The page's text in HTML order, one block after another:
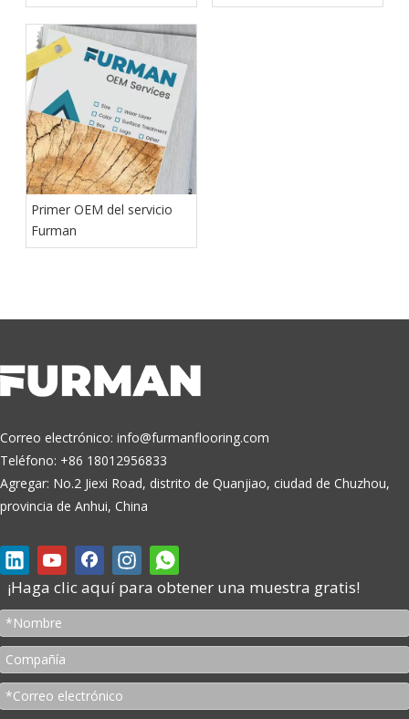
SPC
Primer OEM del servicio
Furman
Correo electrónico: info@furmanflooring.com
Teléfono: +86 18012956833
Agregar: No.2 Jiexi Road, distrito de Quanjiao, ciudad de Chuzhou,
provincia de Anhui, China
¡Haga clic aquí para obtener una muestra gratis!